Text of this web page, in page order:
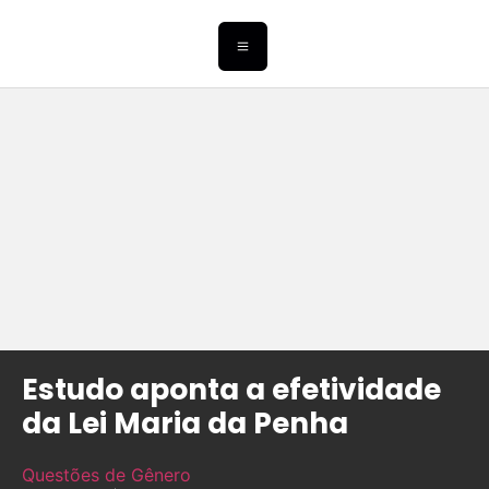
Estudo aponta a efetividade
da Lei Maria da Penha
Questões de Gênero